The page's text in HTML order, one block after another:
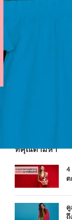
ที่คุณตามหา
4
ถึ